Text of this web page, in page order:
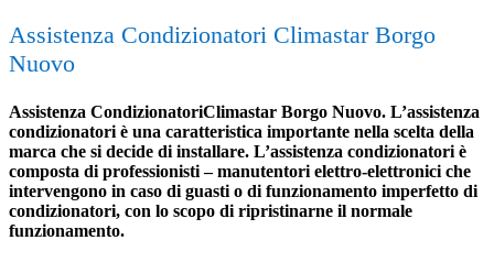
Assistenza Condizionatori Climastar Borgo
Nuovo
Assistenza CondizionatoriClimastar Borgo Nuovo. L’assistenza
condizionatori è una caratteristica importante nella scelta della
marca che si decide di installare. L’assistenza condizionatori è
composta di professionisti – manutentori elettro-elettronici che
intervengono in caso di guasti o di funzionamento imperfetto di
condizionatori, con lo scopo di ripristinarne il normale
funzionamento.